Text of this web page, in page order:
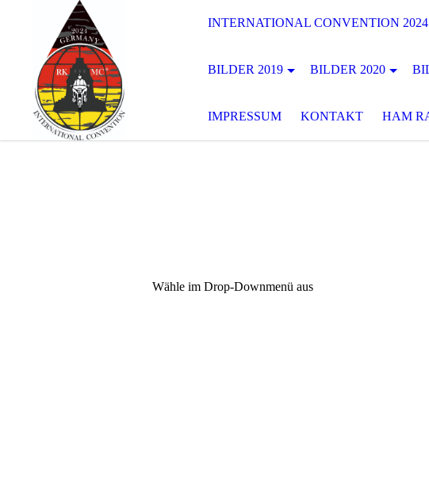
INTERNATIONAL CONVENTION 2024
BILDER 2019 BILDER 2020
IMPRESSUM KONTAKT HAM
Wähle im Drop-Downmenü aus